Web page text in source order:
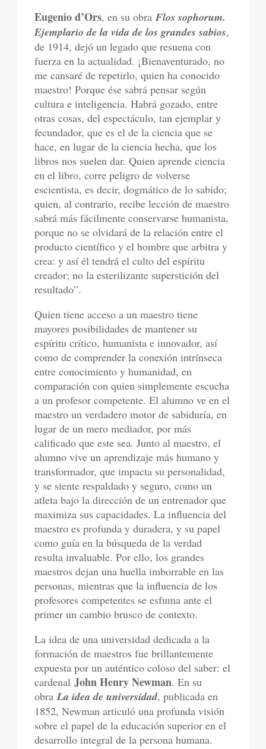
Eugenio d’Ors, en su obraFlos sophorum.
Ejemplario de la vida de los grandes sabios,
de 1914, dejó un legado que resuena con
fuerza en la actualidad. ¡Bienaventurado, no
me cansaré de repetirlo, quien ha conocido
maestro! Porque ése sabrá pensar según
cultura e inteligencia. Habrá gozado, entre
otras cosas, del espectáculo, tan ejemplar y
fecundador, que es el de la ciencia que se
hace, en lugar de la ciencia hecha, que los
libros nos suelen dar. Quien aprende ciencia
en el libro, corre peligro de volverse
escientista, es decir, dogmático de lo sabido;
quien, al contrario, recibe lección de maestro
sabrá más fácilmente conservarse humanista,
porque no se olvidará de la relación entre el
producto científico y el hombre que arbitra y
crea: y así él tendrá el culto del espíritu
creador; no la esterilizante superstición del
resultado”.
Quien tiene acceso a un maestro tiene
mayores posibilidades de mantener su
espíritu crítico, humanista e innovador, así
como de comprender la conexión intrínseca
entre conocimiento y humanidad, en
comparación con quien simplemente escucha
a un profesor competente. El alumno ve en el
maestro un verdadero motor de sabiduría, en
lugar de un mero mediador, por más
calificado que este sea. Junto al maestro, el
alumno vive un aprendizaje más humano y
transformador, que impacta su personalidad,
y se siente respaldado y seguro, como un
atleta bajo la dirección de un entrenador que
maximiza sus capacidades. La influencia del
maestro es profunda y duradera, y su papel
como guía en la búsqueda de la verdad
resulta invaluable. Por ello, los grandes
maestros dejan una huella imborrable en las
personas, mientras que la influencia de los
profesores competentes se esfuma ante el
primer un cambio brusco de contexto.
La idea de una universidad dedicada a la
formación de maestros fue brillantemente
expuesta por un auténtico coloso del saber: el
cardenalJohn Henry Newman. En su
obraLa idea de universidad, publicada en
1852, Newman articuló una profunda visión
sobre el papel de la educación superior en el
desarrollo integral de la persona humana.